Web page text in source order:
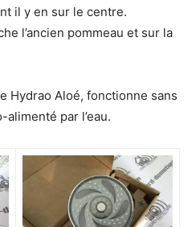
il y en sur le centre.
l’ancien pommeau et sur la
Hydrao Aloé, fonctionne sans
par l’eau.